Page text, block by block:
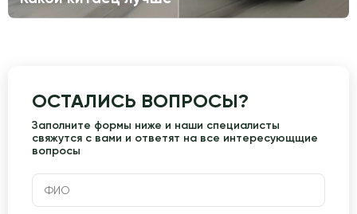
ОСТАЛИСЬ ВОПРОСЫ?
Заполните формы ниже и наши специалисты
свяжутся с вами и ответят на все интересующщие
вопросы